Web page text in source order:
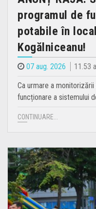
programul de
potabile în
Kogălniceanu!
07 aug. 2026 11.53
Ca urmare a
funcționare a sistemului
CONTINUARE...